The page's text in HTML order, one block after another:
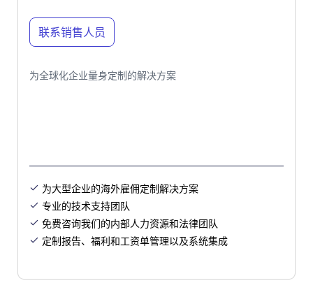
联系销售人员
为全球化企业量身定制的解决方案
 为大型企业的海外雇佣定制解决方案
 专业的技术支持团队
 免费咨询我们的内部人力资源和法律团队
 定制报告、福利和工资单管理以及系统集成